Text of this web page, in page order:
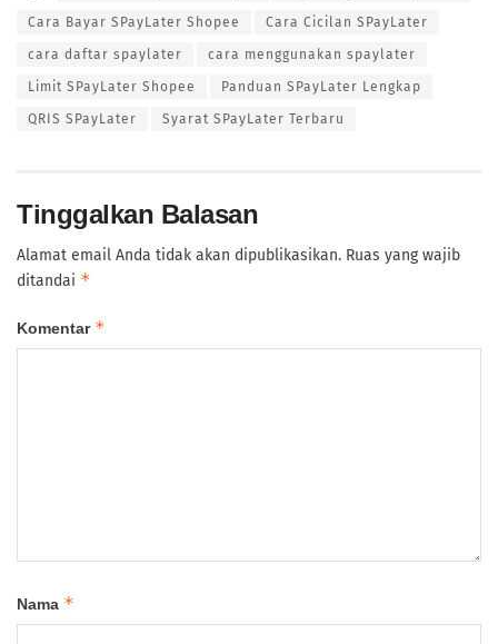
Cara Bayar SPayLater Shopee Cara Cicilan SPayLater
cara daftar spaylater cara menggunakan spaylater
Limit SPayLater Shopee Panduan SPayLater Lengkap
QRIS SPayLater Syarat SPayLater Terbaru
Tinggalkan Balasan
Alamat email Anda tidak akan dipublikasikan. Ruas yang wajib
ditandai *
Komentar *
Nama *